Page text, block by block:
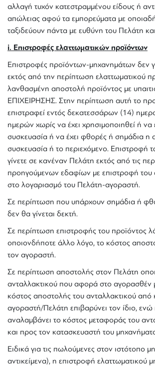
αλλαγή τυχόν κατεστραμμένου είδους ή
απώλειας αφού τα εμπορεύματα με
ταξιδεύουν πάντα με ευθύνη του Πελάτη
i. Επιστροφές ελαττωματικών προϊόντων
Επιστροφές προϊόντων-μηχανημάτων δεν
εκτός από την περίπτωση ελαττωματικού
λανθασμένη αποστολή προϊόντος με
ΕΠΙΧΕΙΡΗΣΗΣ. Στην περίπτωση αυτή το
επιστραφεί εντός δεκατεσσάρων (14)
ημερών χωρίς να έχει χρησιμοποιηθεί ή να
συσκευασία ή να έχει φθορές ή σημάδια η
συσκευασία ή το περιεχόμενο. Επιστροφή
γίνετε σε κανέναν Πελάτη εκτός από τις
προηγούμενων εδαφίων με επιστροφή του
στο λογαριασμό του Πελάτη-αγοραστή.
Σε περίπτωση που υπάρχουν σημάδια ή
δεν θα γίνεται δεκτή.
Σε περίπτωση επιστροφής του προϊόντος
οποιονδήποτε άλλο λόγο, το κόστος
τον αγοραστή.
Σε περίπτωση αποστολής στον Πελάτη
ανταλλακτικού που αφορά στο αγορασθέν
κόστος αποστολής του ανταλλακτικού από
αγοραστή/Πελάτη επιβαρύνει τον ίδιο,
αναλαμβάνει το κόστος μεταφοράς του
και προς τον κατασκευαστή του
Ειδικά για τις πωλούμενες στον ιστότοπο
αντικείμενα), η επιστροφή ελαττωματικού